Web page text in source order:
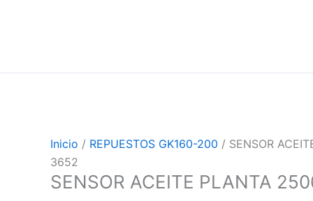
Inicio / REPUESTOS GK160-200 / SENSOR
3652
SENSOR ACEITE PLANTA